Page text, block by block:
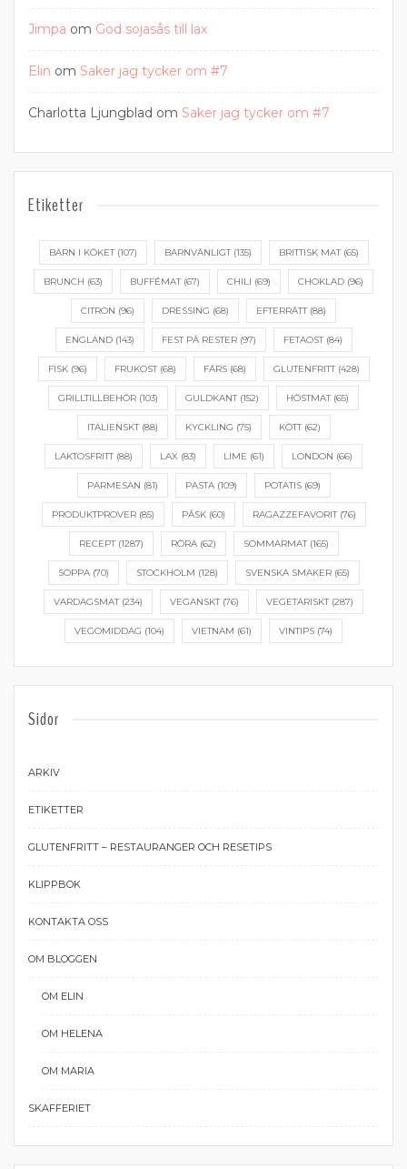
Jimpa om God sojasås till lax
Elin om Saker jag tycker om #7
Charlotta Ljungblad om Saker jag tycker om #7
Etiketter
BARN I KÖKET(107) BARNVÄNLIGT(135) BRITTISK MAT(65)
BRUNCH (63) BUFFÉMAT(67) CHILI (69) CHOKLAD (96)
CITRON (96) DRESSING (68) EFTERRÄTT(88)
ENGLAND(143) FEST PÅ RESTER(97) FETAOST(84)
FISK(96) FRUKOST(68) FÄRS(68) GLUTENFRITT(428)
GRILLTILLBEHÖR (103) GULDKANT(152) HÖSTMAT(65)
ITALIENSKT(88) KYCKLING (75) KÖTT(62)
LAKTOSFRITT(88) LAX (83) LIME (61) LONDON (66)
PARMESAN (81) PASTA(109) POTATIS(69)
PRODUKTPROVER(85) PÅSK(60) RAGAZZEFAVORIT(76)
RECEPT(1287) RÖRA(62) SOMMARMAT(165)
SOPPA(70) STOCKHOLM (128) SVENSKA SMAKER(65)
VARDAGSMAT(234) VEGANSKT(76) VEGETARISKT(287)
VEGOMIDDAG (104) VIETNAM (61) VINTIPS (74)
Sidor
ARKIV
ETIKETTER
GLUTENFRITT – RESTAURANGER OCH RESETIPS
KLIPPBOK
KONTAKTA OSS
OM BLOGGEN
OM ELIN
OM HELENA
OM MARIA
SKAFFERIET